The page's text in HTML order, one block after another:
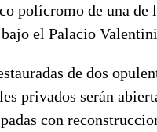
polícromo de una de
el Palacio
de dos
privados serán
con